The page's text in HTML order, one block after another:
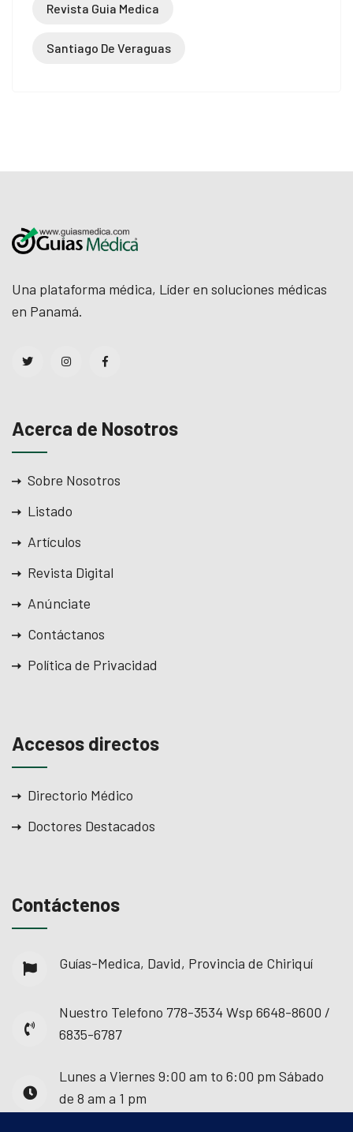
Revista Guia Medica
Santiago De Veraguas
Una plataforma médica, Líder en soluciones médicas
en Panamá.
Acerca de Nosotros
Sobre Nosotros
Listado
Artículos
Revista Digital
Anúnciate
Contáctanos
Política de Privacidad
Accesos directos
Directorio Médico
Doctores Destacados
Contáctenos
Guías-Medica, David, Provincia de Chiriquí
Nuestro Telefono 778-3534 Wsp 6648-8600 /
6835-6787
Lunes a Viernes 9:00 am to 6:00 pm Sábado
de 8 am a 1 pm